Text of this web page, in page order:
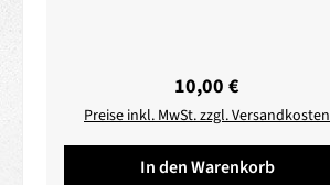
Regulärer Preis:
10,00 €
Preise inkl. MwSt. zzgl. Versandkosten
In den Warenkorb